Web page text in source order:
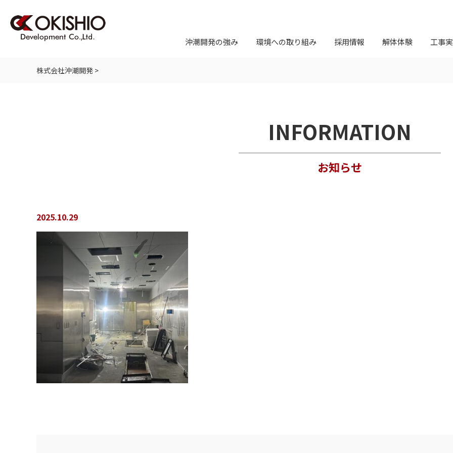
沖潮開発の強み
環境への取り組み 採用情報 解体体験 工事
株式会社沖潮開発 >
INFORMATION
お知らせ
2025.10.29